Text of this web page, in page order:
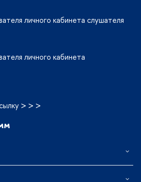
личного кабинета слушателя
личного кабинета
> > >